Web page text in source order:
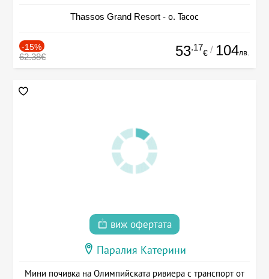
Thassos Grand Resort - о. Тасос
-15%
62.38€ 53.17
€ / 104лв.
виж офертата
Паралия Катерини
Мини почивка на Олимпийската ривиера с транспорт от